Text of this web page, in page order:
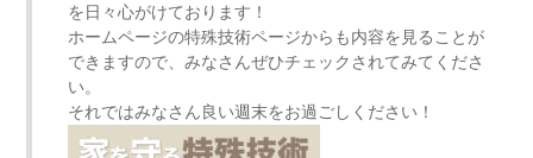
を日々心がけております！
ホームページの特殊技術ページからも内容を見ることが
できますので、みなさんぜひチェックされてみてくださ
い。
それではみなさん良い週末をお過ごしください！